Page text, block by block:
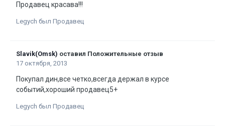
Продавец красава!!!
Legych был Продавец
Slavik(Omsk) оставил Положительные отзыв
17 октября, 2013
Покупал дин,все четко,всегда держал в курсе
событий,хороший продавец5+
Legych был Продавец